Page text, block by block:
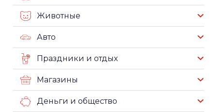
Животные
Авто
Праздники и отдых
Магазины
Деньги и общество